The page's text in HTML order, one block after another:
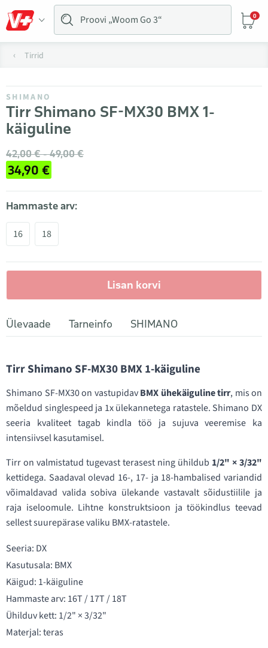
0
Tirrid
SHIMANO
Tirr Shimano SF-MX30 BMX 1-
käiguline
42,00 € - 49,00 €
34,90 €
Hammaste arv:
16 18
Lisan korvi
Ülevaade Tarneinfo SHIMANO
Tirr Shimano SF-MX30 BMX 1-käiguline
Shimano SF-MX30 on vastupidavBMX ühekäiguline tirr, mis on
mõeldud singlespeed ja 1x ülekannetega ratastele. Shimano DX
seeria kvaliteet tagab kindla töö ja sujuva veeremise ka
intensiivsel kasutamisel.
Tirr on valmistatud tugevast terasest ning ühildub 1/2" × 3/32"
kettidega. Saadaval olevad 16-, 17- ja 18-hambalised variandid
võimaldavad valida sobiva ülekande vastavalt sõidustiilile ja
raja iseloomule. Lihtne konstruktsioon ja töökindlus teevad
sellest suurepärase valiku BMX-ratastele.
Seeria: DX
Kasutusala: BMX
Käigud: 1-käiguline
Hammaste arv: 16T / 17T / 18T
Ühilduv kett: 1/2" × 3/32"
Materjal: teras